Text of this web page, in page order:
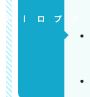
アプローチ